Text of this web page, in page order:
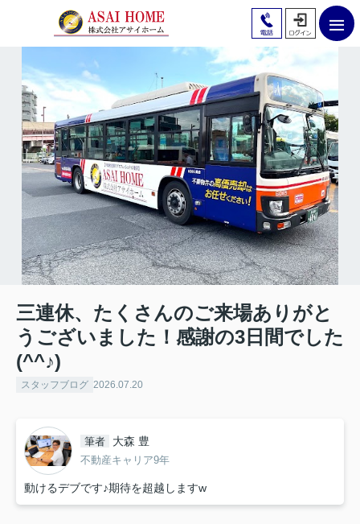
三連休、たくさんのご来場ありがと
うございました！感謝の3日間でした
(^^♪)
スタッフブログ 2026.07.20
筆者 大森 豊
不動産キャリア9年
動けるデブです♪期待を超越しますw